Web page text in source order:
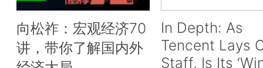
向松祚：宏观经济70
讲，带你了解国内外
In Depth: As
Tencent Lays
Staff, Is Its